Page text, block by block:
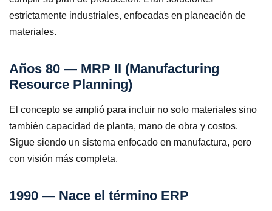
estrictamente industriales, enfocadas en planeación de
materiales.
Años 80 — MRP II (Manufacturing
Resource Planning)
El concepto se amplió para incluir no solo materiales sino
también capacidad de planta, mano de obra y costos.
Sigue siendo un sistema enfocado en manufactura, pero
con visión más completa.
1990 — Nace el término ERP